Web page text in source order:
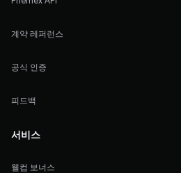
계약 레퍼런스
공식 인증
피드백
서비스
웰컴 보너스